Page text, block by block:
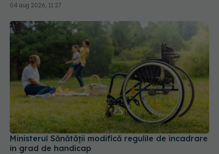
04 aug 2026, 11:27
Ministerul Sănătății modifică regulile de încadrare
în grad de handicap